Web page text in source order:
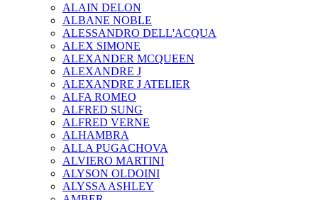
ALAIN DELON
ALBANE NOBLE
ALESSANDRO DELL'ACQUA
ALEX SIMONE
ALEXANDER MCQUEEN
ALEXANDRE J
ALEXANDRE J ATELIER
ALFA ROMEO
ALFRED SUNG
ALFRED VERNE
ALHAMBRA
ALLA PUGACHOVA
ALVIERO MARTINI
ALYSON OLDOINI
ALYSSA ASHLEY